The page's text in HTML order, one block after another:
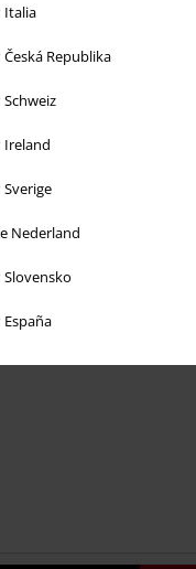
Italia
Česká Republika
Schweiz
Ireland
Sverige
Nederland
Slovensko
España